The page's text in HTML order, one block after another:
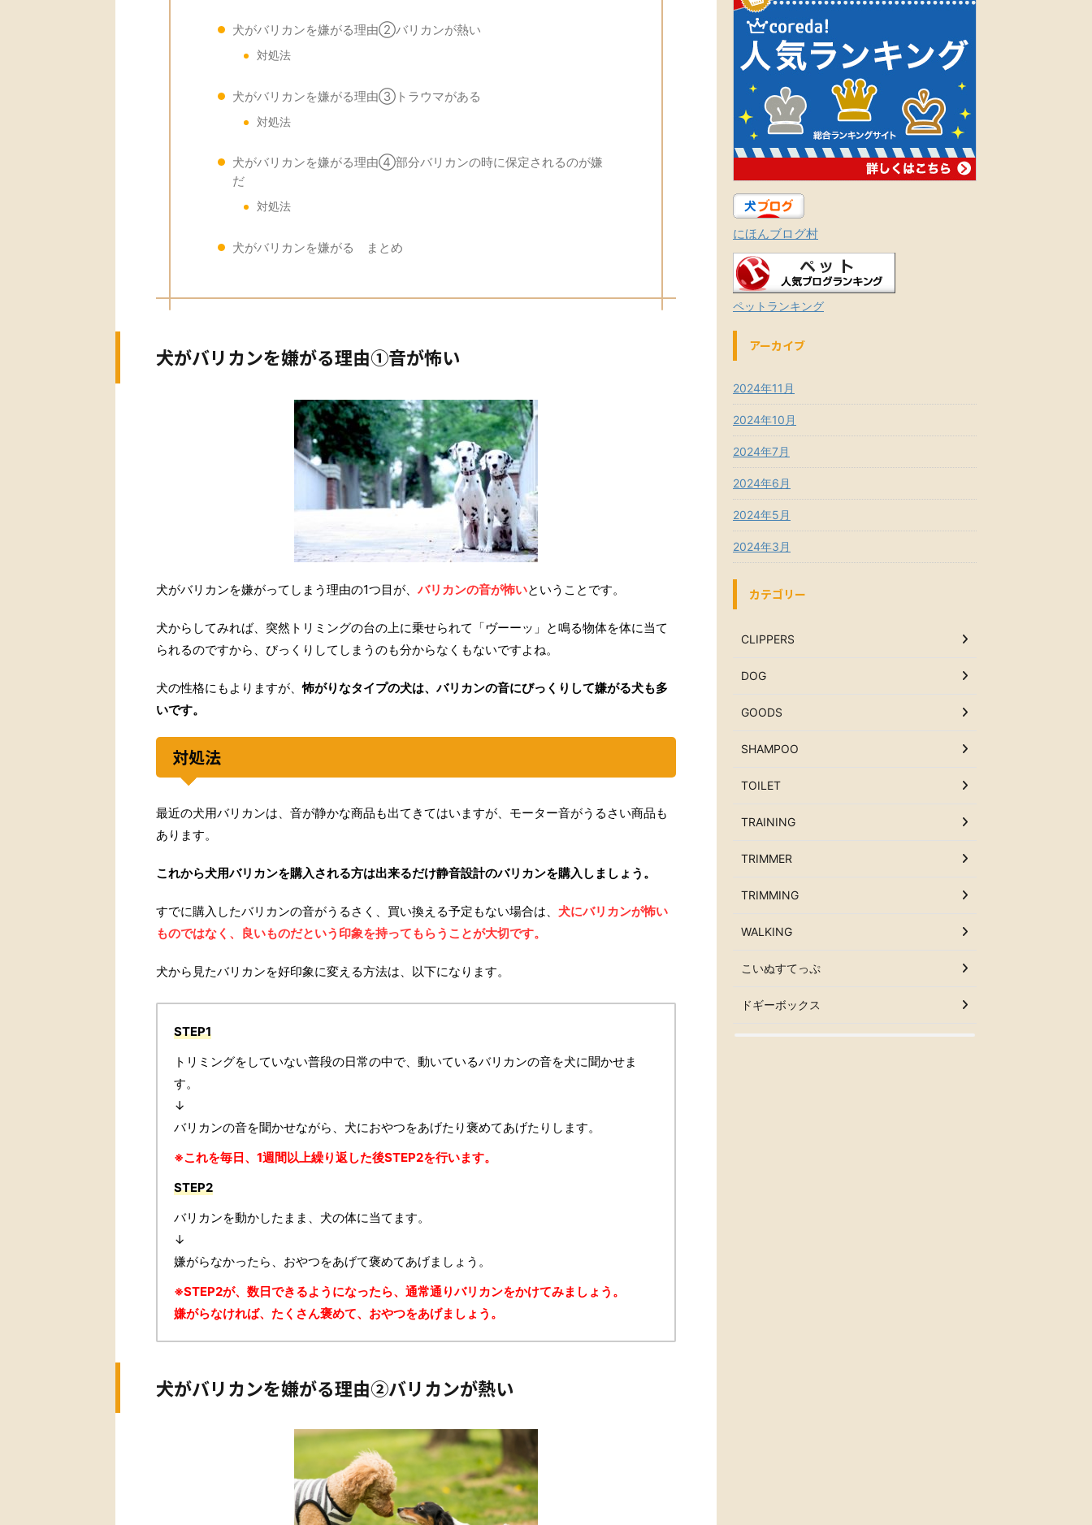
犬がバリカンを嫌がる理由②バリカンが熱い
対処法
犬がバリカンを嫌がる理由③トラウマがある
対処法
犬がバリカンを嫌がる理由④部分バリカンの時に保定されるのが嫌
だ
対処法
犬がバリカンを嫌がる まとめ
犬がバリカンを嫌がる理由①音が怖い
犬がバリカンを嫌がってしまう理由の1つ目が、 バリカンの音が怖いということです。
犬からしてみれば、突然トリミングの台の上に乗せられて「ヴーーッ」と鳴る物体を体に当て
られるのですから、びっくりしてしまうのも分からなくもないですよね。
犬の性格にもよりますが、怖がりなタイプの犬は、バリカンの音にびっくりして嫌がる犬も多
いです。
対処法
最近の犬用バリカンは、音が静かな商品も出てきてはいますが、モーター音がうるさい商品も
あります。
これから犬用バリカンを購入される方は出来るだけ静音設計のバリカンを購入しましょう。
すでに購入したバリカンの音がうるさく、買い換える予定もない場合は、 犬にバリカンが怖い
ものではなく、良いものだという印象を持ってもらうことが大切です。
犬から見たバリカンを好印象に変える方法は、以下になります。
STEP1
トリミングをしていない普段の日常の中で、動いているバリカンの音を犬に聞かせま
す。
↓
バリカンの音を聞かせながら、犬におやつをあげたり褒めてあげたりします。
※これを毎日、1週間以上繰り返した後STEP2を行います。
STEP2
バリカンを動かしたまま、犬の体に当てます。
↓
嫌がらなかったら、おやつをあげて褒めてあげましょう。
※STEP2が、数日できるようになったら、通常通りバリカンをかけてみましょう。
嫌がらなければ、たくさん褒めて、おやつをあげましょう。
犬がバリカンを嫌がる理由②バリカンが熱い
にほんブログ村
ペットランキング
アーカイブ
2024年11月
2024年10月
2024年7月
2024年6月
2024年5月
2024年3月
カテゴリー
CLIPPERS
DOG
GOODS
SHAMPOO
TOILET
TRAINING
TRIMMER
TRIMMING
WALKING
こいぬすてっぷ
ドギーボックス